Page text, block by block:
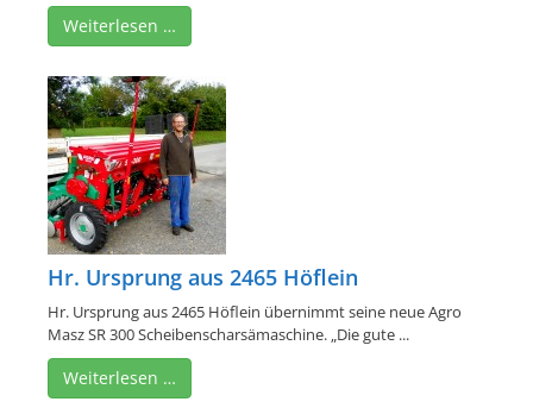
Weiterlesen …
Hr. Ursprung aus 2465 Höflein
Hr. Ursprung aus 2465 Höflein übernimmt seine neue Agro
Masz SR 300 Scheibenscharsämaschine. „Die gute ...
Weiterlesen …